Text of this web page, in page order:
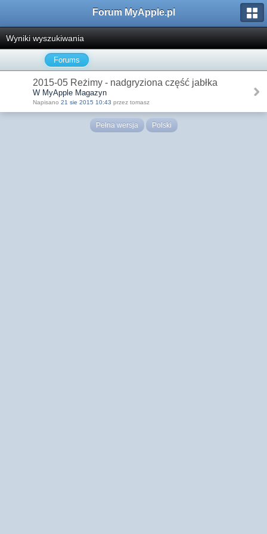
Forum MyApple.pl
Wyniki wyszukiwania
Forums
2015-05 Reżimy - nadgryziona część jabłka
W MyApple Magazyn
Napisano 21 sie 2015 10:43 przez tomasz
Pełna wersja Polski